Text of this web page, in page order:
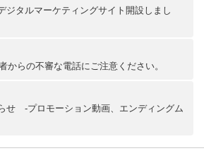
ジタルマーケティングサイト開設しまし
からの不審な電話にご注意ください。
せ -プロモーション動画、エンディングム